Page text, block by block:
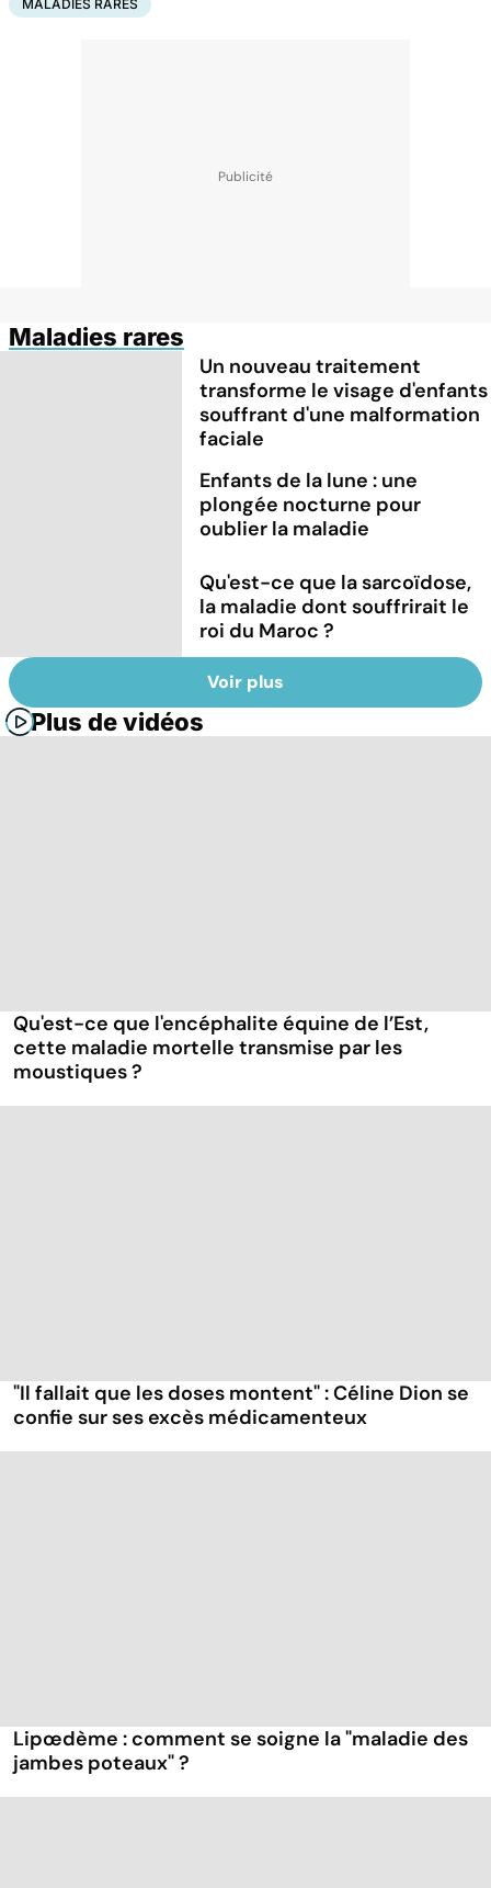
MALADIES RARES
Maladies rares
Un nouveau traitement
transforme le visage d'enfants
souffrant d'une malformation
faciale
Enfants de la lune : une
plongée nocturne pour
oublier la maladie
Qu'est-ce que la sarcoïdose,
la maladie dont souffrirait le
roi du Maroc ?
Voir plus
Plus de vidéos
Qu'est-ce que l'encéphalite équine de l’Est,
cette maladie mortelle transmise par les
moustiques ?
"Il fallait que les doses montent" : Céline Dion se
confie sur ses excès médicamenteux
Lipœdème : comment se soigne la "maladie des
jambes poteaux" ?